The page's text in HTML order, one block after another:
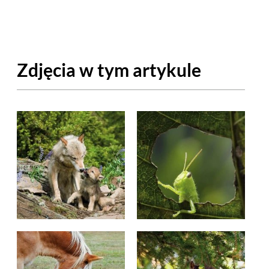
Zdjęcia w tym artykule
APTECZKA
DOMOWE
RZEMIOSŁO
ZUPY
INNE